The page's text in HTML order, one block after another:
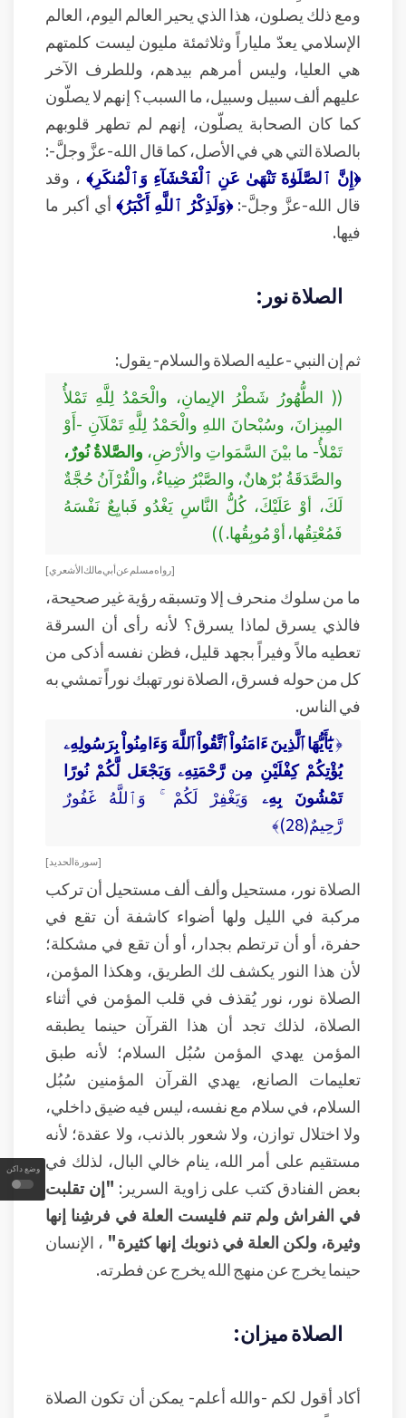
وضع داكن
ومع ذلك يصلون، هذا الذي يحير العالم اليوم، العالم
الإسلامي يعدّ ملياراً وثلاثمئة مليون ليست كلمتهم
هي العليا، وليس أمرهم بيدهم، وللطرف الآخر
عليهم ألف سبيل وسبيل، ما السبب؟ إنهم لا يصلّون
كما كان الصحابة يصلّون، إنهم لم تطهر قلوبهم
بالصلاة التي هي في الأصل، كما قال الله-عزَّ وجلَّ-:
﴿إِنَّ ٱلصَّلَوٰةَ تَنْهَىٰ عَنِ ٱلْفَحْشَآءِ وَٱلْمُنكَرِ﴾ ، وقد
قال الله-عزَّ وجلَّ-:﴿وَلَذِكْرُ ٱللَّهِ أَكْبَرُ﴾ أي أكبر ما
فيها.
الصلاة نور:
ثم إن النبي -عليه الصلاة والسلام- يقول:
(( الطُّهُورُ شَطْرُ الإيمانِ، والْحَمْدُ لِلَّهِ تَمْلأُ
المِيزانَ، وسُبْحانَ اللهِ والْحَمْدُ لِلَّهِ تَمْلَآنِ -أَوْ
تَمْلأُ- ما بيْنَ السَّمَواتِ والأرْضِ، والصَّلاةُ نُورٌ،
والصَّدَقَةُ بُرْهانٌ، والصَّبْرُ ضِياءٌ، والْقُرْآنُ حُجَّةٌ
لَكَ، أوْ عَلَيْكَ، كُلُّ النَّاسِ يَغْدُو فَبايِعٌ نَفْسَهُ
فَمُعْتِقُها، أوْ مُوبِقُها. ))
[ رواه مسلم عن أبي مالك الأشعري ]
ما من سلوك منحرف إلا وتسبقه رؤية غير صحيحة،
فالذي يسرق لماذا يسرق؟ لأنه رأى أن السرقة
تعطيه مالاً وفيراً بجهد قليل، فظن نفسه أذكى من
كل من حوله فسرق، الصلاة نور تهبك نوراً تمشي به
في الناس.
﴿يَٰٓأَيُّهَا ٱلَّذِينَ ءَامَنُواْ ٱتَّقُواْ ٱللَّهَ وَءَامِنُواْ بِرَسُولِهِۦ
يُؤْتِكُمْ كِفْلَيْنِ مِن رَّحْمَتِهِۦ وَيَجْعَل لَّكُمْ نُورًا
تَمْشُونَ بِهِۦ وَيَغْفِرْ لَكُمْ ۚ وَٱللَّهُ غَفُورٌ
رَّحِيمٌ(28)﴾
[ سورة الحديد ]
الصلاة نور، مستحيل وألف ألف مستحيل أن تركب
مركبة في الليل ولها أضواء كاشفة أن تقع في
حفرة، أو أن ترتطم بجدار، أو أن تقع في مشكلة؛
لأن هذا النور يكشف لك الطريق، وهكذا المؤمن،
الصلاة نور، نور يُقذف في قلب المؤمن في أثناء
الصلاة، لذلك تجد أن هذا القرآن حينما يطبقه
المؤمن يهدي المؤمن سُبُل السلام؛ لأنه طبق
تعليمات الصانع، يهدي القرآن المؤمنين سُبُل
السلام، في سلام مع نفسه، ليس فيه ضيق داخلي،
ولا اختلال توازن، ولا شعور بالذنب، ولا عقدة؛ لأنه
مستقيم على أمر الله، ينام خالي البال، لذلك في
بعض الفنادق كتب على زاوية السرير: "إن تقلبت
في الفراش ولم تنم فليست العلة في فرشِنا إنها
وثيرة، ولكن العلة في ذنوبك إنها كثيرة" ، الإنسان
حينما يخرج عن منهج الله يخرج عن فطرته.
الصلاة ميزان:
أكاد أقول لكم -والله أعلم- يمكن أن تكون الصلاة